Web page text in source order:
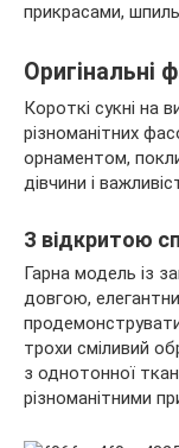
прикрасами,
Оригінальні
Короткі сукні на
різноманітних
орнаментом,
дівчини і
З відкритою
Гарна модель із
довгою,
трохи сміливий
з однотонної
різноманітними